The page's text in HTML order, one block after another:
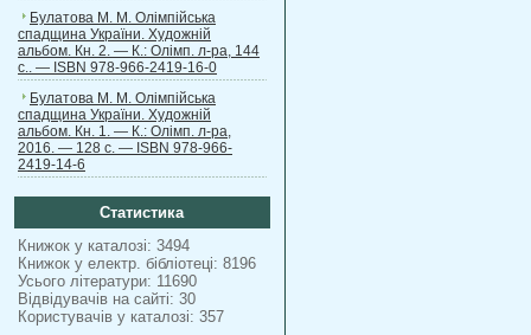
Булатова М. М. Олімпійська
спадщина України. Художній
альбом. Кн. 2. — К.: Олімп. л-ра, 144
с.. — ISBN 978-966-2419-16-0
Булатова М. М. Олімпійська
спадщина України. Художній
альбом. Кн. 1. — К.: Олімп. л-ра,
2016. — 128 с. — ISBN 978-966-
2419-14-6
Статистика
Книжок у каталозі: 3494
Книжок у електр. бібліотеці: 8196
Усього літератури: 11690
Відвідувачів на сайті: 30
Користувачів у каталозі: 357